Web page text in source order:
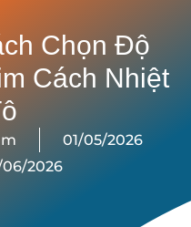
Chọn Độ
Cách Nhiệt
01/05/2026
06/2026